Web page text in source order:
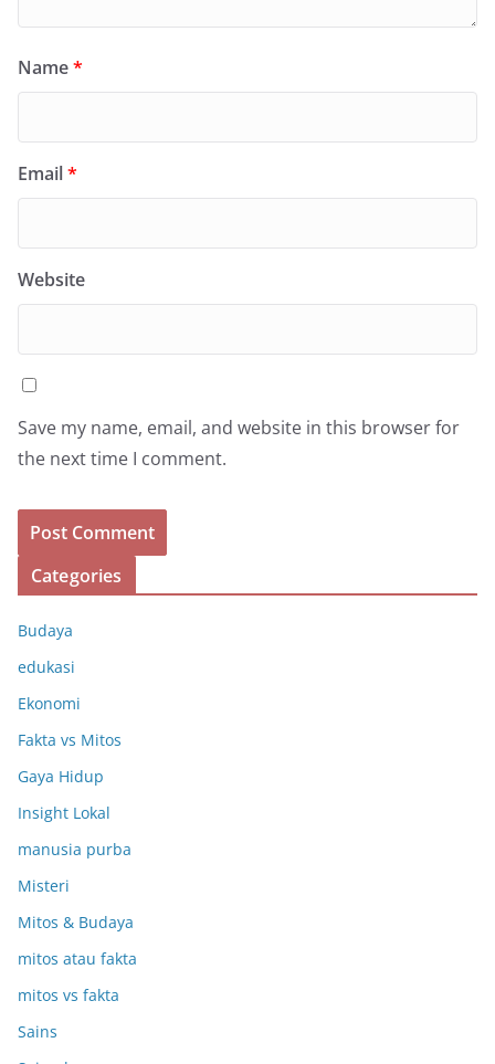
Name*
Email*
Website
Save my name, email, and website in this browser for
the next time I comment.
Categories
Budaya
edukasi
Ekonomi
Fakta vs Mitos
Gaya Hidup
Insight Lokal
manusia purba
Misteri
Mitos & Budaya
mitos atau fakta
mitos vs fakta
Sains